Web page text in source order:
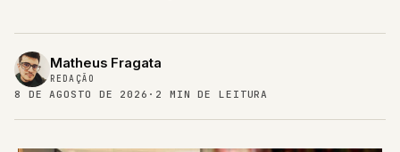
Matheus Fragata
REDAÇÃO
8 DE AGOSTO DE 2026 · 2 MIN DE LEITURA